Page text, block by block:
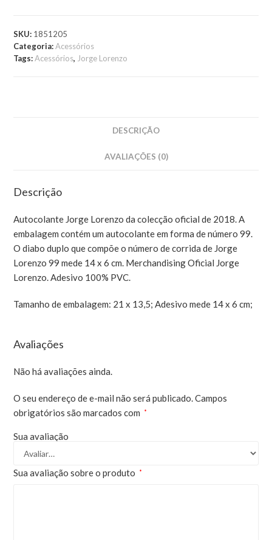
SKU: 1851205
Categoria:Acessórios
Tags:Acessórios, Jorge Lorenzo
DESCRIÇÃO
AVALIAÇÕES (0)
Descrição
Autocolante Jorge Lorenzo da colecção oficial de 2018. A
embalagem contém um autocolante em forma de número 99.
O diabo duplo que compõe o número de corrida de Jorge
Lorenzo 99 mede 14 x 6 cm. Merchandising Oficial Jorge
Lorenzo. Adesivo 100% PVC.
Tamanho de embalagem: 21 x 13,5; Adesivo mede 14 x 6 cm;
Avaliações
Não há avaliações ainda.
O seu endereço de e-mail não será publicado.Campos
obrigatórios são marcados com
*
Sua avaliação
Sua avaliação sobre o produto *